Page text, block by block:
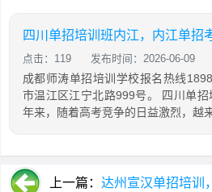
四川单招培训班内江，内江单招
点击：119 发布时间：2026-06-09
成都师涛单招培训学校报名热线
市温江区江宁北路999号。 四川单
年来，随着高考竞争的日益激烈，越
上一篇： 达州宣汉单招培训